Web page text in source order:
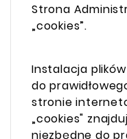
Strona
„cookies”.
Instalacja
do
stronie
„cookies"
niezbędne do